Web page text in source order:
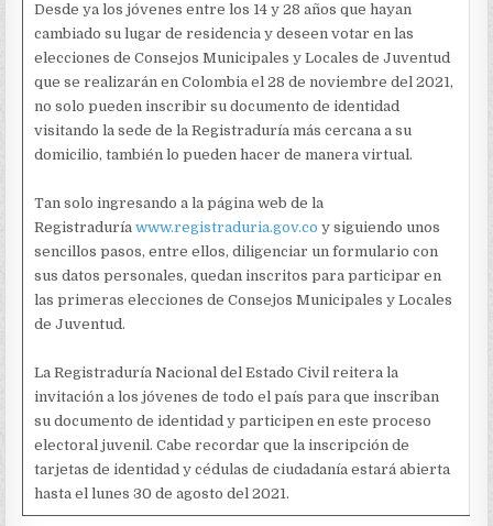
EN
LAS
ELECCIONES
DE
CONSEJOS
MUNICIPALES
Y
LOCALES
Desde ya los jóvenes entre los 14 y 28 años que hayan
cambiado su lugar de residencia y deseen votar en las
elecciones de Consejos Municipales y Locales de Juventud
que se realizarán en Colombia el 28 de noviembre del 2021,
no solo pueden inscribir su documento de identidad
visitando la sede de la Registraduría más cercana a su
domicilio, también lo pueden hacer de manera virtual.
Tan solo ingresando a la página web de la
Registraduríawww.registraduria.gov.co y siguiendo unos
sencillos pasos, entre ellos, diligenciar un formulario con
sus datos personales, quedan inscritos para participar en
las primeras elecciones de Consejos Municipales y Locales
de Juventud.
La Registraduría Nacional del Estado Civil reitera la
invitación a los jóvenes de todo el país para que inscriban
su documento de identidad y participen en este proceso
electoral juvenil. Cabe recordar que la inscripción de
tarjetas de identidad y cédulas de ciudadanía estará abierta
hasta el lunes 30 de agosto del 2021.